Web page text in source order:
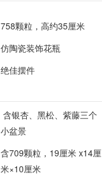
758颗粒，高约35厘米
仿陶瓷装饰花瓶
绝佳摆件
含银杏、黑松、紫藤三个
小盆景
含709颗粒，19厘米 x14厘
米×10厘米